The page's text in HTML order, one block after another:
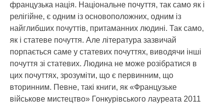
французька нація. Національне почуття, так само як і
релігійне, є одним із основоположних, одним із
найглибших почуттів, притаманних людині. Так само,
як і статеве почуття. Але література зазвичай
порпається саме у статевих почуттях, виводячи інші
почуття зі статевих. Людина не може розібратися в
цих почуттях, зрозуміти, що є первинним, що
вторинним. Певне, такі книги, як «Французьке
військове мистецтво» Гонкурівського лауреата 2011